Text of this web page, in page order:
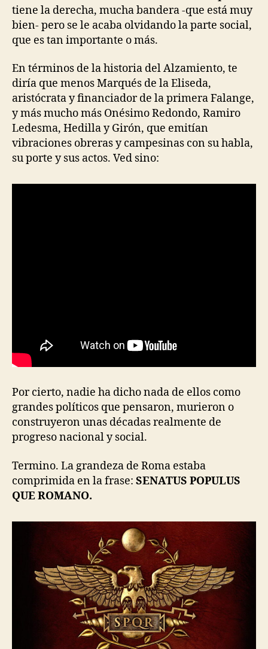
tiene la derecha, mucha bandera -que está muy
bien- pero se le acaba olvidando la parte social,
que es tan importante o más.
En términos de la historia del Alzamiento, te
diría que menos Marqués de la Eliseda,
aristócrata y financiador de la primera Falange,
y más mucho más Onésimo Redondo, Ramiro
Ledesma, Hedilla y Girón, que emitían
vibraciones obreras y campesinas con su habla,
su porte y sus actos. Ved sino:
Por cierto, nadie ha dicho nada de ellos como
grandes políticos que pensaron, murieron o
construyeron unas décadas realmente de
progreso nacional y social.
Termino. La grandeza de Roma estaba
comprimida en la frase: SENATUS POPULUS
QUE ROMANO.